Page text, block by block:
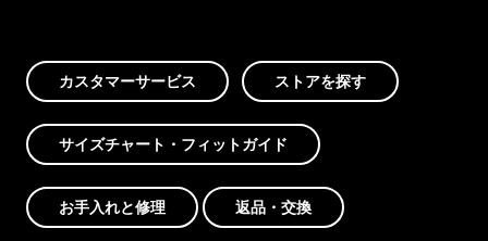
カスタマーサービス ストアを探す
サイズチャート・フィットガイド
お手入れと修理 返品・交換